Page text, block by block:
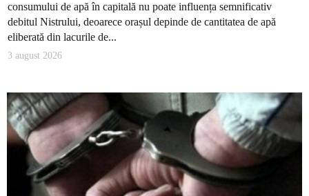
consumului de apă în capitală nu poate influența semnificativ
debitul Nistrului, deoarece orașul depinde de cantitatea de apă
eliberată din lacurile de...
3 august 2026